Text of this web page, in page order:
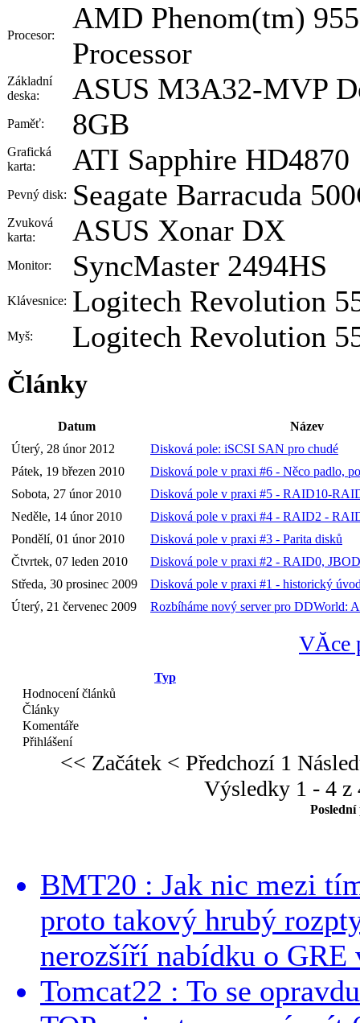
Procesor:
AMD Phenom(tm)
Processor
Základní
deska:
ASUS M3A32-MVP
Paměť: 8GB
Grafická
karta:
ATI Sapphire HD4870
Pevný disk: Seagate Barracuda
Zvuková
karta:
ASUS Xonar DX
Monitor: SyncMaster 2494HS
Klávesnice: Logitech Revolution
Myš: Logitech Revolution
Články
Datum
Název
Úterý, 28 únor 2012
Disková pole: iSCSI SAN pro chudé
Pátek, 19 březen 2010
Disková pole v praxi #6 - Něco padlo,
Sobota, 27 únor 2010
Disková pole v praxi #5 - RAID10-
Neděle, 14 únor 2010
Disková pole v praxi #4 - RAID2 -
Pondělí, 01 únor 2010
Disková pole v praxi #3 - Parita disků
Čtvrtek, 07 leden 2010
Disková pole v praxi #2 - RAID0,
Středa, 30 prosinec 2009
Disková pole v praxi #1 - historický
Úterý, 21 červenec 2009
Rozbíháme nový server pro DDWorld:
VĂ­ce
Typ
Hodnocení článků
Články
Komentáře
Přihlášení
<< Začátek < Předchozí 1
Výsledky 1 - 4 z
BMT20 : Jak nic mezi
proto takový hrubý
nerozšíří nabídku o GRE
Tomcat22 : To se